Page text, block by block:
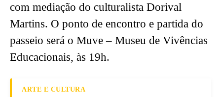
com mediação do culturalista Dorival
Martins. O ponto de encontro e partida do
passeio será o Muve – Museu de Vivências
Educacionais, às 19h.
ARTE E CULTURA